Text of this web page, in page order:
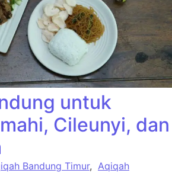
untuk
Cileunyi, dan
Bandung Timur, Aqiqah